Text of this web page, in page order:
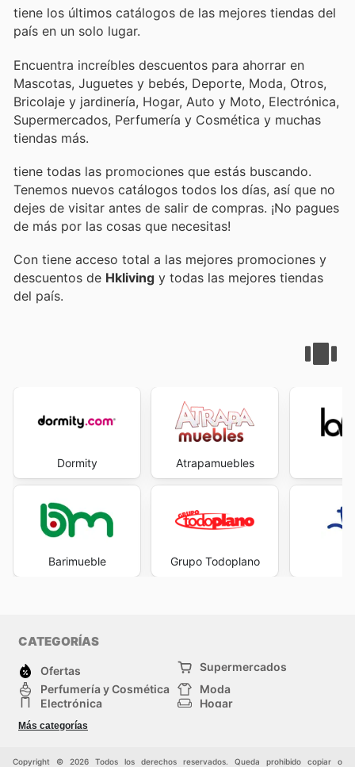
tiene los últimos catálogos de las mejores tiendas del
país en un solo lugar.
Encuentra increíbles descuentos para ahorrar en
Mascotas, Juguetes y bebés, Deporte, Moda, Otros,
Bricolaje y jardinería, Hogar, Auto y Moto, Electrónica,
Supermercados, Perfumería y Cosmética y muchas
tiendas más.
tiene todas las promociones que estás buscando.
Tenemos nuevos catálogos todos los días, así que no
dejes de visitar antes de salir de compras. ¡No pagues
de más por las cosas que necesitas!
Con tiene acceso total a las mejores promociones y
descuentos de Hkliving y todas las mejores tiendas
del país.
Dormity
Barimueble
Atrapamuebles
Grupo Todoplano
CATEGORÍAS
Ofertas
Supermercados
Perfumería y Cosmética
Moda
Electrónica
Hogar
Deporte
Juguetes y bebés
Más categorías
Copyright © 2026 Todos los derechos reservados. Queda prohibido copiar o